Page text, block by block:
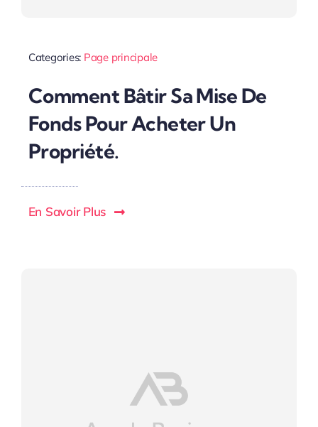
Categories: Page principale
Comment Bâtir Sa Mise De
Fonds Pour Acheter Un
Propriété.
En Savoir Plus